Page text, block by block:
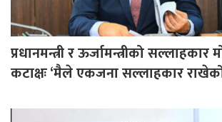
प्रधानमन्त्री र ऊर्जामन्त्रीको सल्लाहकार
कटाक्षः ‘मैले एकजना सल्लाहकार